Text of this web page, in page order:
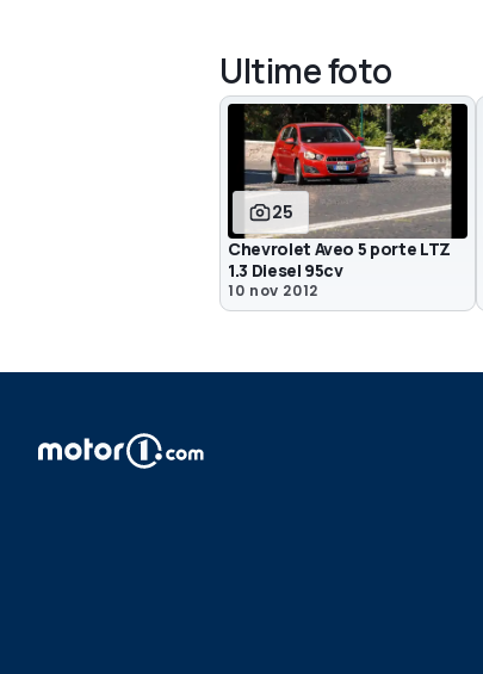
Ultime foto
25
Chevrolet Aveo 5 porte LTZ
1.3 Diesel 95cv
10 nov 2012